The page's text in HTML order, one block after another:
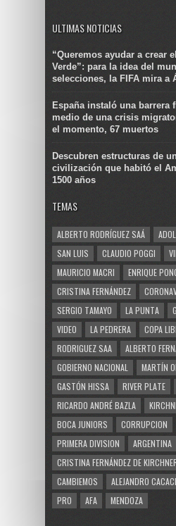
ULTIMAS NOTICIAS
“Queremos ayudar a crear
Verde”: para la idea del
selecciones, la FIFA mira a
España instaló una barrera
medio de una crisis
el momento, 67 muertos
Descubren estructuras de
civilización que habitó el
1500 años
TEMAS
ALBERTO RODRÍGUEZ SAÁ
SAN LUIS
CLAUDIO POGGI
MAURICIO MACRI
ENRIQUE
CRISTINA FERNÁNDEZ
SERGIO TAMAYO
LA PUNTA
VIDEO
LA PEDRERA
COPA
RODRIGUEZ SAA
ALBERTO
GOBIERNO NACIONAL
MARTÍN
GASTÓN HISSA
RIVER PLATE
RICARDO ANDRÉ BAZLA
BOCA JUNIORS
CORRUPCION
PRIMERA DIVISION
ARGENTINA
CRISTINA FERNÁNDEZ DE
CAMBIEMOS
ALEJANDRO
PRO
AFA MENDOZA